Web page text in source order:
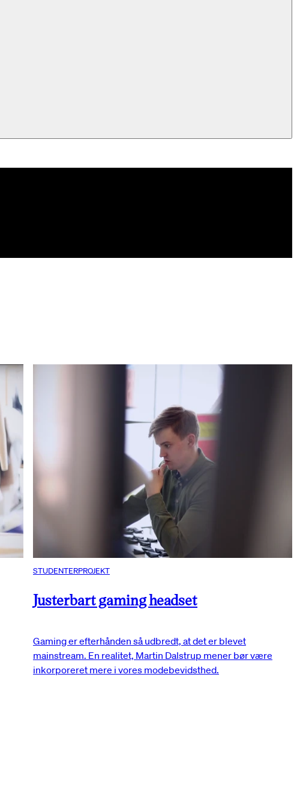
STUDENTERPROJEKT
Justerbart gaming headset
Gaming er efterhånden så udbredt, at det er blevet
mainstream. En realitet, Martin Dalstrup mener bør være
inkorporeret mere i vores modebevidsthed.